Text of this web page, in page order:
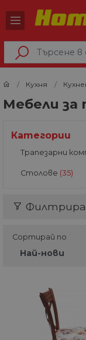
Кухня
Мебели за
Категории
Трапезарни
Столове (35)
Сортирай по